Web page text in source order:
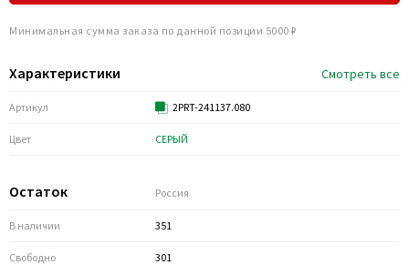
Характеристики Смотреть все
Артикул 2PRT-241137.080
Цвет СЕРЫЙ
Остаток Россия
В наличии 351
Свободно 301
Минимальная сумма заказа по данной позиции 5000 ₽